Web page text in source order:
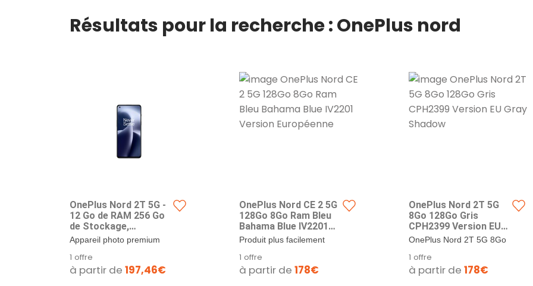
Résultats pour la recherche : OnePlus nord
OnePlus Nord 2T 5G -
12 Go de RAM 256 Go
de Stockage,
Smartphone sans
Carte SIM avec Triple
caméra IA 50MP et
Charge Rapide
SUPERVOOC 80 W -
Appareil photo premium
OIS, 120° Ultra grand
angle 8 Mpx et Mono 2
1 offre
à partir de 197,46€
OnePlus Nord CE 2 5G
128Go 8Go Ram Bleu
Bahama Blue IV2201
Version Européenne
Produit plus facilement
CE 2 5G 128Go 8Go Ram
Bleu Bahama Blue IV2201
1 offre
à partir de 178€
OnePlus Nord 2T 5G
8Go 128Go Gris
CPH2399 Version EU
Gray Shadow
OnePlus Nord 2T 5G 8Go
Version EU Gray Shadow
80W SUPERVOOC
1 offre
à partir de 178€